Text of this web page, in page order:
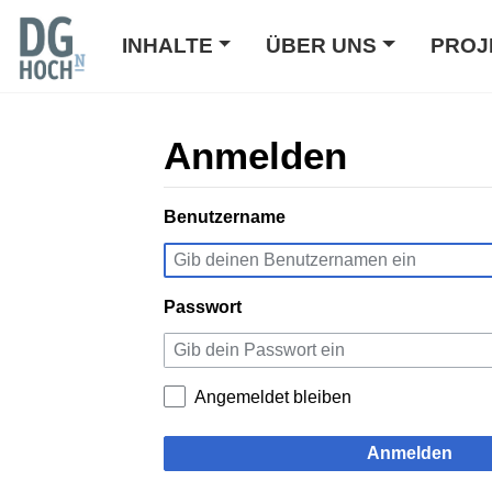
INHALTE ÜBER UNS
Anmelden
Wechseln zu:Navigation
Benutzername
Passwort
Angemeldet bleiben
Anmelden